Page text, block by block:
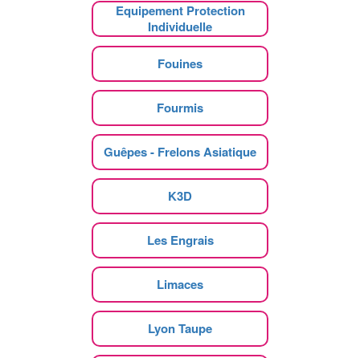
Equipement Protection
Individuelle
Fouines
Fourmis
Guêpes - Frelons Asiatique
K3D
Les Engrais
Limaces
Lyon Taupe